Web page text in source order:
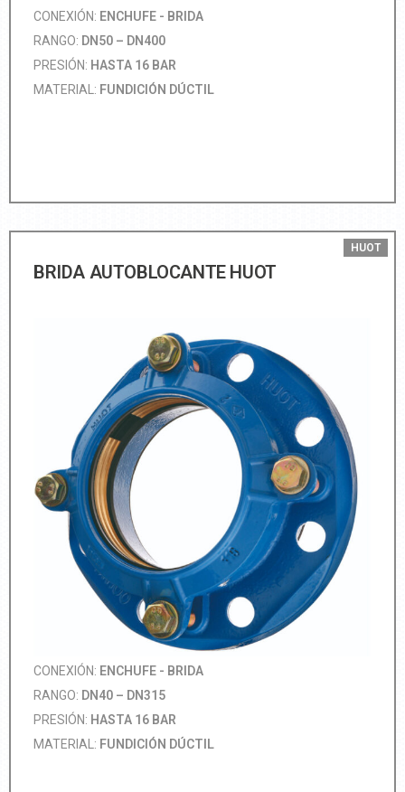
CONEXIÓN: ENCHUFE - BRIDA
RANGO: DN50 – DN400
PRESIÓN: HASTA 16 BAR
MATERIAL: FUNDICIÓN DÚCTIL
BRIDA AUTOBLOCANTE HUOT
HUOT
CONEXIÓN: ENCHUFE - BRIDA
RANGO: DN40 – DN315
PRESIÓN: HASTA 16 BAR
MATERIAL: FUNDICIÓN DÚCTIL